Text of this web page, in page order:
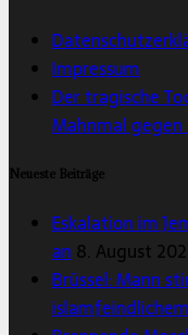
Impressum
Der tragische
Mahnmal gegen
Neueste Beiträge
Eskalation im
an 8. August
Brüssel: Mann